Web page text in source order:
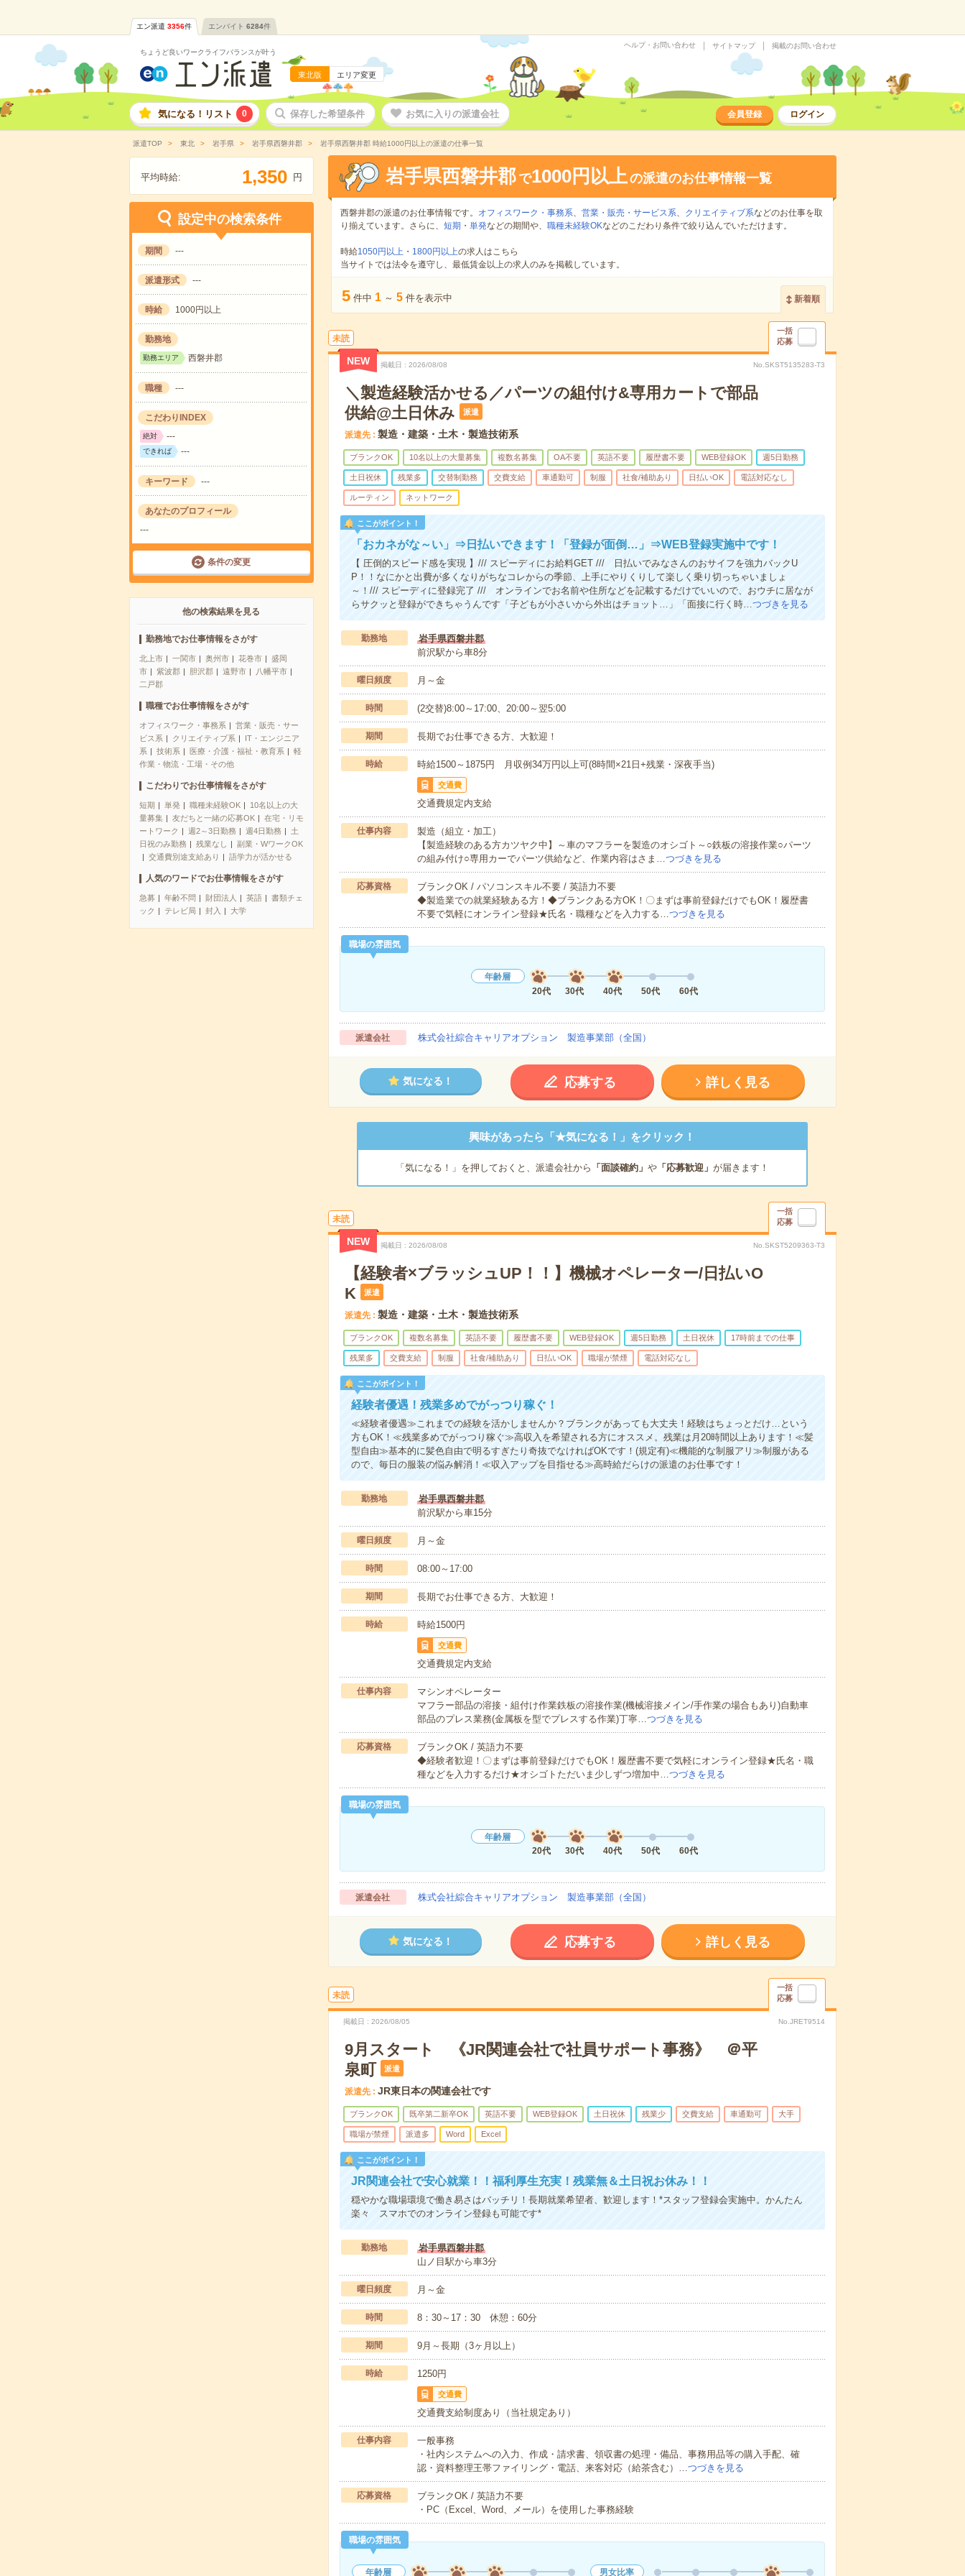
エン派遣 3356件 エンバイト 6284件
ちょうど良いワークライフバランスが叶う
東北版 エリア変更
ヘルプ・お問い合わせ サイトマップ 掲載のお問い合わせ
気になる！リスト 0 保存した希望条件 お気に入りの派遣会社 会員登録 ログイン
派遣TOP 東北 岩手県 岩手県西磐井郡 岩手県西磐井郡 時給1000円以上の派遣の仕事一覧
平均時給: 1,350 円
設定中の検索条件
期間 ---
派遣形式 ---
時給 1000円以上
勤務地
勤務エリア 西磐井郡
職種 ---
こだわりINDEX
絶対 ---
できれば ---
キーワード ---
あなたのプロフィール
---
条件の変更
他の検索結果を見る
勤務地でお仕事情報をさがす
北上市 一関市 奥州市 花巻市
盛岡
市
紫波郡 胆沢郡 遠野市
八幡平市
二戸郡
職種でお仕事情報をさがす
オフィスワーク・事務系
営業・販売・サー
ビス系
クリエイティブ系
IT・エンジニア
系
技術系 医療・介護・福祉・教育系
軽
作業・物流・工場・その他
こだわりでお仕事情報をさがす
短期 単発 職種未経験OK
10名以上の大
量募集
友だちと一緒の応募OK
在宅・リモ
ートワーク
週2～3日勤務 週4日勤務
土
日祝のみ勤務
残業なし
副業・WワークOK
交通費別途支給あり
語学力が活かせる
人気のワードでお仕事情報をさがす
急募 年齢不問 財団法人 英語
書類チェ
ック
テレビ局 封入 大学
岩手県西磐井郡 で1000円以上の派遣のお仕事情報一覧
西磐井郡の派遣のお仕事情報です。 オフィスワーク・事務系、 営業・販売・サービス系、 クリエイティブ系などのお仕事を取
り揃えています。さらに、 短期 ・ 単発などの期間や、 職種未経験OKなどのこだわり条件で絞り込んでいただけます。
時給1050円以上・ 1800円以上の求人はこちら
当サイトでは法令を遵守し、最低賃金以上の求人のみを掲載しています。
5 件中 1 ～ 5 件を表示中 新着順
未読
一括
応募
NEW 掲載日 2026/08/08 No.SKST5135283-T3
＼製造経験活かせる／パーツの組付け&専用カートで部品
供給@土日休み
派遣
派遣先 製造・建築・土木・製造技術系
ブランクOK 10名以上の大量募集 複数名募集 OA不要 英語不要 履歴書不要 WEB登録OK 週5日勤務
土日祝休 残業多 交替制勤務 交費支給 車通勤可 制服 社食/補助あり 日払いOK 電話対応なし
ルーティン ネットワーク
ここがポイント！
「おカネがな～い」⇒日払いできます！「登録が面倒…」⇒WEB登録実施中です！
【 圧倒的スピード感を実現 】/// スピーディにお給料GET /// 日払いでみなさんのおサイフを強力バックU
P！！なにかと出費が多くなりがちなコレからの季節、上手にやりくりして楽しく乗り切っちゃいましょ
～！/// スピーディに登録完了 /// オンラインでお名前や住所などを記載するだけでいいので、おウチに居なが
らサクッと登録ができちゃうんです「子どもが小さいから外出はチョット…」「面接に行く時…つづきを見る
勤務地
岩手県西磐井郡
前沢駅から車8分
曜日頻度 月～金
時間 (2交替)8:00～17:00、20:00～翌5:00
期間 長期でお仕事できる方、大歓迎！
時給 時給1500～1875円 月収例34万円以上可(8時間×21日+残業・深夜手当)
交通費
交通費規定内支給
仕事内容
製造（組立・加工）
【製造経験のある方カツヤク中】～車のマフラーを製造のオシゴト～○鉄板の溶接作業○パーツ
の組み付け○専用カーでパーツ供給など、作業内容はさま…つづきを見る
応募資格
ブランクOK / パソコンスキル不要 / 英語力不要
◆製造業での就業経験ある方！◆ブランクある方OK！〇まずは事前登録だけでもOK！履歴書
不要で気軽にオンライン登録★氏名・職種などを入力する…つづきを見る
職場の雰囲気
年齢層
20代
30代 40代 50代 60代
派遣会社 株式会社綜合キャリアオプション 製造事業部（全国）
気になる！ 応募する 詳しく見る
興味があったら「★気になる！」をクリック！
「気になる！」を押しておくと、派遣会社から 「面談確約」 や「応募歓迎」 が届きます！
未読
一括
応募
NEW 掲載日 2026/08/08 No.SKST5209363-T3
【経験者×ブラッシュUP！！】機械オペレーター/日払いO
K
派遣
派遣先 製造・建築・土木・製造技術系
ブランクOK 複数名募集 英語不要 履歴書不要 WEB登録OK 週5日勤務 土日祝休 17時前までの仕事
残業多 交費支給 制服 社食/補助あり 日払いOK 職場が禁煙 電話対応なし
ここがポイント！
経験者優遇！残業多めでがっつり稼ぐ！
≪経験者優遇≫これまでの経験を活かしませんか？ブランクがあっても大丈夫！経験はちょっとだけ…という
方もOK！≪残業多めでがっつり稼ぐ≫高収入を希望される方にオススメ。残業は月20時間以上あります！≪髪
型自由≫基本的に髪色自由で明るすぎたり奇抜でなければOKです！(規定有)≪機能的な制服アリ≫制服がある
ので、毎日の服装の悩み解消！≪収入アップを目指せる≫高時給だらけの派遣のお仕事です！
勤務地
岩手県西磐井郡
前沢駅から車15分
曜日頻度 月～金
時間 08:00～17:00
期間 長期でお仕事できる方、大歓迎！
時給 時給1500円
交通費
交通費規定内支給
仕事内容
マシンオペレーター
マフラー部品の溶接・組付け作業鉄板の溶接作業(機械溶接メイン/手作業の場合もあり)自動車
部品のプレス業務(金属板を型でプレスする作業)丁寧… つづきを見る
応募資格
ブランクOK / 英語力不要
◆経験者歓迎！〇まずは事前登録だけでもOK！履歴書不要で気軽にオンライン登録★氏名・職
種などを入力するだけ★オシゴトただいま少しずつ増加中… つづきを見る
職場の雰囲気
年齢層
20代
30代 40代 50代 60代
派遣会社 株式会社綜合キャリアオプション 製造事業部（全国）
気になる！ 応募する 詳しく見る
未読
一括
応募
掲載日 2026/08/05 No.JRET9514
9月スタート 《JR関連会社で社員サポート事務》 ＠平
泉町
派遣
派遣先 JR東日本の関連会社です
ブランクOK 既卒第二新卒OK 英語不要 WEB登録OK 土日祝休 残業少 交費支給 車通勤可 大手
職場が禁煙 派遣多 Word Excel
ここがポイント！
JR関連会社で安心就業！！福利厚生充実！残業無＆土日祝お休み！！
穏やかな職場環境で働き易さはバッチリ！長期就業希望者、歓迎します！*スタッフ登録会実施中。かんたん
楽々 スマホでのオンライン登録も可能です*
勤務地
岩手県西磐井郡
山ノ目駅から車3分
曜日頻度 月～金
時間 8：30～17：30 休憩：60分
期間 9月～長期（3ヶ月以上）
時給 1250円
交通費
交通費支給制度あり（当社規定あり）
仕事内容
一般事務
・社内システムへの入力、作成・請求書、領収書の処理・備品、事務用品等の購入手配、確
認・資料整理王帯ファイリング・電話、来客対応（給茶含む）…つづきを見る
応募資格
ブランクOK / 英語力不要
・PC（Excel、Word、メール）を使用した事務経験
職場の雰囲気
年齢層 男女比率